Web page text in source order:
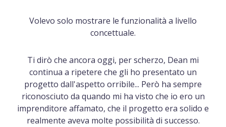
Volevo solo mostrare le funzionalità a livello
concettuale.
Ti dirò che ancora oggi, per scherzo, Dean mi
continua a ripetere che gli ho presentato un
progetto dall'aspetto orribile... Però ha sempre
riconosciuto da quando mi ha visto che io ero un
imprenditore affamato, che il progetto era solido e
realmente aveva molte possibilità di successo.